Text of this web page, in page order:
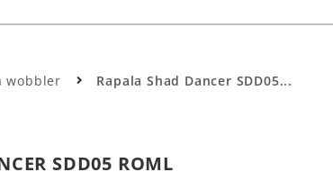
wobbler Rapala Shad Dancer SDD05...
SDD05 ROML